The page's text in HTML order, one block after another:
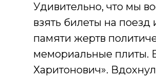
Удивительно, что мы
взять билеты на
памяти жертв
мемориальные плиты.
Харитонович».